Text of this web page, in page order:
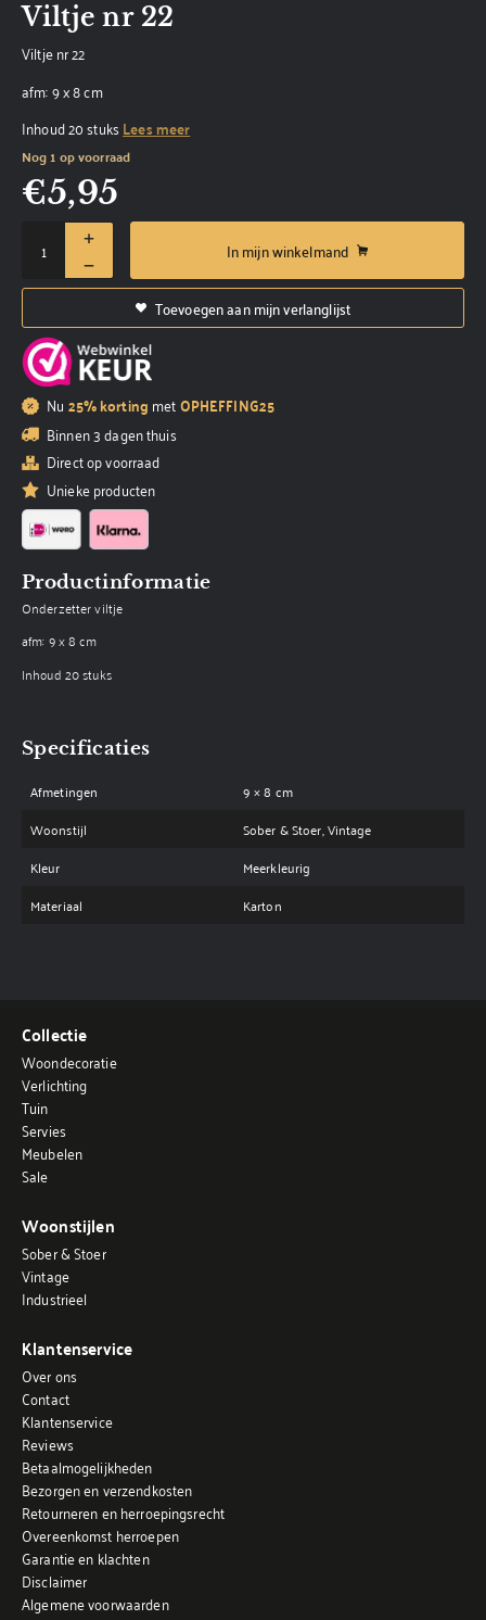
Viltje nr 22
Viltje nr 22
afm: 9 x 8 cm
Inhoud 20 stuks Lees meer
Nog 1 op voorraad
€5,95
In mijn winkelmand
Toevoegen aan mijn verlanglijst
Nu 25% korting metOPHEFFING25
Binnen 3 dagen thuis
Direct op voorraad
Unieke producten
Productinformatie
Onderzetter viltje
afm: 9 x 8 cm
Inhoud 20 stuks
Specificaties
Afmetingen
9 × 8 cm
Woonstijl
Sober & Stoer, Vintage
Kleur
Meerkleurig
Materiaal
Karton
Collectie
Woondecoratie
Verlichting
Tuin
Servies
Meubelen
Sale
Woonstijlen
Sober & Stoer
Vintage
Industrieel
Klantenservice
Over ons
Contact
Klantenservice
Reviews
Betaalmogelijkheden
Bezorgen en verzendkosten
Retourneren en herroepingsrecht
Overeenkomst herroepen
Garantie en klachten
Disclaimer
Algemene voorwaarden